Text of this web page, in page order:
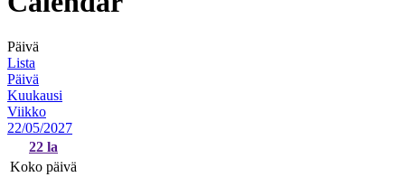
Päivä
Lista
Päivä
Kuukausi
Viikko
22/05/2027
22 la
Koko päivä